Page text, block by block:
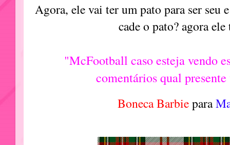
Agora, ele vai ter um pato para ser seu
cade o pato? agora
"McFootball caso esteja vendo
comentários qual
Boneca Barbiepara